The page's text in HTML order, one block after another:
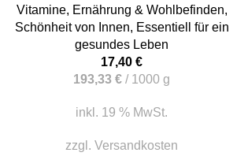
Vitamine, Ernährung & Wohlbefinden,
Schönheit von Innen, Essentiell für ein
gesundes Leben
17,40€
193,33€ / 1000 g
inkl. 19 % MwSt.
zzgl.Versandkosten